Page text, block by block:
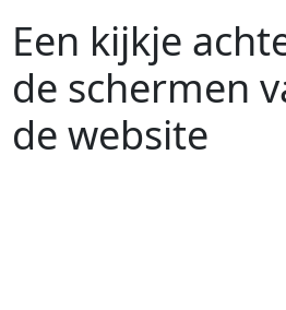
Een kijkje
de schermen
de website